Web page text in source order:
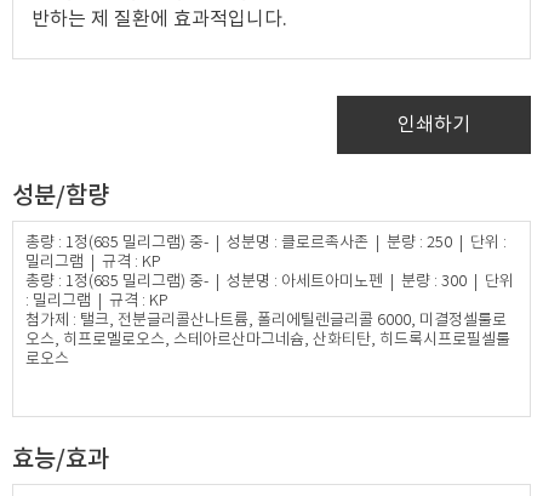
반하는 제 질환에 효과적입니다.
인쇄하기
성분/함량
총량 : 1정(685 밀리그램) 중- | 성분명 : 클로르족사존 | 분량 : 250 | 단위 :
밀리그램 | 규격 : KP
총량 : 1정(685 밀리그램) 중- | 성분명 : 아세트아미노펜 | 분량 : 300 | 단위
: 밀리그램 | 규격 : KP
첨가제 : 탤크, 전분글리콜산나트륨, 폴리에틸렌글리콜 6000, 미결정셀룰로
오스, 히프로멜로오스, 스테아르산마그네슘, 산화티탄, 히드록시프로필셀룰
로오스​
효능/효과